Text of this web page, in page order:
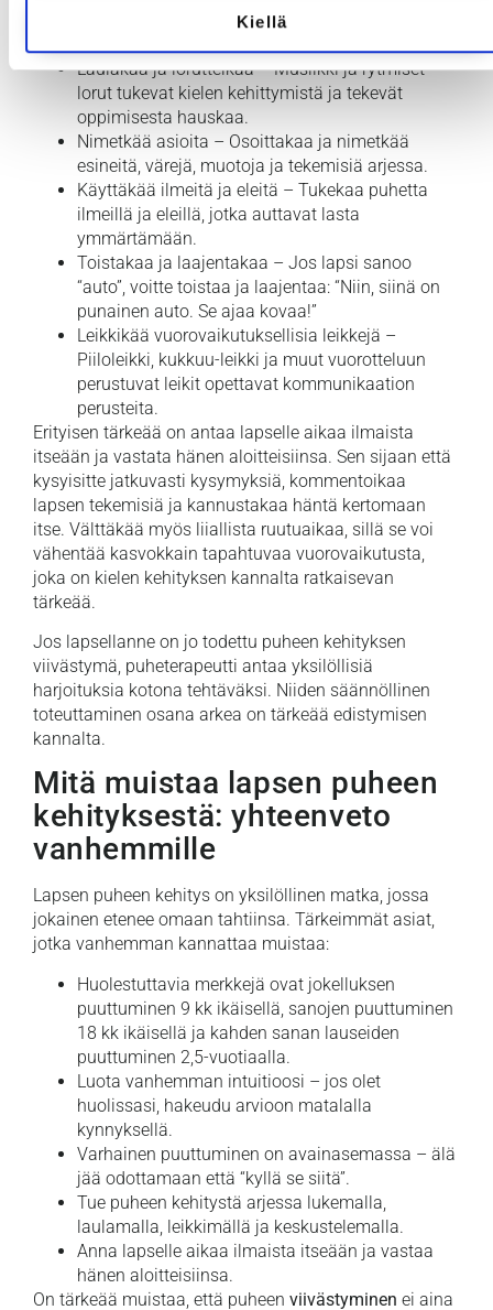
Kiellä
Pienelle vauvalle voi lukea kuvakirjoja, isommalle
Laulakaa ja loruttelkaa – Musiikki ja rytmiset
lorut tukevat kielen kehittymistä ja tekevät
oppimisesta hauskaa.
Nimetkää asioita – Osoittakaa ja nimetkää
esineitä, värejä, muotoja ja tekemisiä arjessa.
Käyttäkää ilmeitä ja eleitä – Tukekaa puhetta
ilmeillä ja eleillä, jotka auttavat lasta
ymmärtämään.
Toistakaa ja laajentakaa – Jos lapsi sanoo
“auto”, voitte toistaa ja laajentaa: “Niin, siinä on
punainen auto. Se ajaa kovaa!”
Leikkikää vuorovaikutuksellisia leikkejä –
Piiloleikki, kukkuu-leikki ja muut vuorotteluun
perustuvat leikit opettavat kommunikaation
perusteita.
Erityisen tärkeää on antaa lapselle aikaa ilmaista
itseään ja vastata hänen aloitteisiinsa. Sen sijaan että
kysyisitte jatkuvasti kysymyksiä, kommentoikaa
lapsen tekemisiä ja kannustakaa häntä kertomaan
itse. Välttäkää myös liiallista ruutuaikaa, sillä se voi
vähentää kasvokkain tapahtuvaa vuorovaikutusta,
joka on kielen kehityksen kannalta ratkaisevan
tärkeää.
Jos lapsellanne on jo todettu puheen kehityksen
viivästymä, puheterapeutti antaa yksilöllisiä
harjoituksia kotona tehtäväksi. Niiden säännöllinen
toteuttaminen osana arkea on tärkeää edistymisen
kannalta.
Mitä muistaa lapsen puheen
kehityksestä: yhteenveto
vanhemmille
Lapsen puheen kehitys on yksilöllinen matka, jossa
jokainen etenee omaan tahtiinsa. Tärkeimmät asiat,
jotka vanhemman kannattaa muistaa:
Huolestuttavia merkkejä ovat jokelluksen
puuttuminen 9 kk ikäisellä, sanojen puuttuminen
18 kk ikäisellä ja kahden sanan lauseiden
puuttuminen 2,5-vuotiaalla.
Luota vanhemman intuitioosi – jos olet
huolissasi, hakeudu arvioon matalalla
kynnyksellä.
Varhainen puuttuminen on avainasemassa – älä
jää odottamaan että “kyllä se siitä”.
Tue puheen kehitystä arjessa lukemalla,
laulamalla, leikkimällä ja keskustelemalla.
Anna lapselle aikaa ilmaista itseään ja vastaa
hänen aloitteisiinsa.
On tärkeää muistaa, että puheen viivästyminen ei aina